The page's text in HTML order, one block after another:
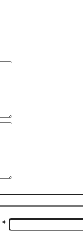
*